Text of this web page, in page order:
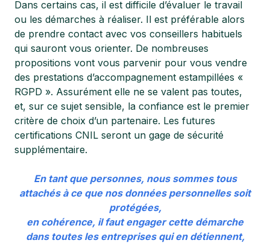
Dans certains cas, il est difficile d’évaluer le travail
ou les démarches à réaliser. Il est préférable alors
de prendre contact avec vos conseillers habituels
qui sauront vous orienter. De nombreuses
propositions vont vous parvenir pour vous vendre
des prestations d’accompagnement estampillées «
RGPD ». Assurément elle ne se valent pas toutes,
et, sur ce sujet sensible, la confiance est le premier
critère de choix d’un partenaire. Les futures
certifications CNIL seront un gage de sécurité
supplémentaire.
En tant que personnes, nous sommes tous
attachés à ce que nos données personnelles soit
protégées,
en cohérence, il faut engager cette démarche
dans toutes les entreprises qui en détiennent,